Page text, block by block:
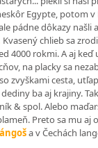
Egypte, potom v
pádne dôkazy našli
Kvasený chlieb sa
4000 rokmi. A aj
na placky sa
zvyškami cesta,
ba aj krajiny.
& spol. Alebo
Preto sa mu aj
a v Čechách